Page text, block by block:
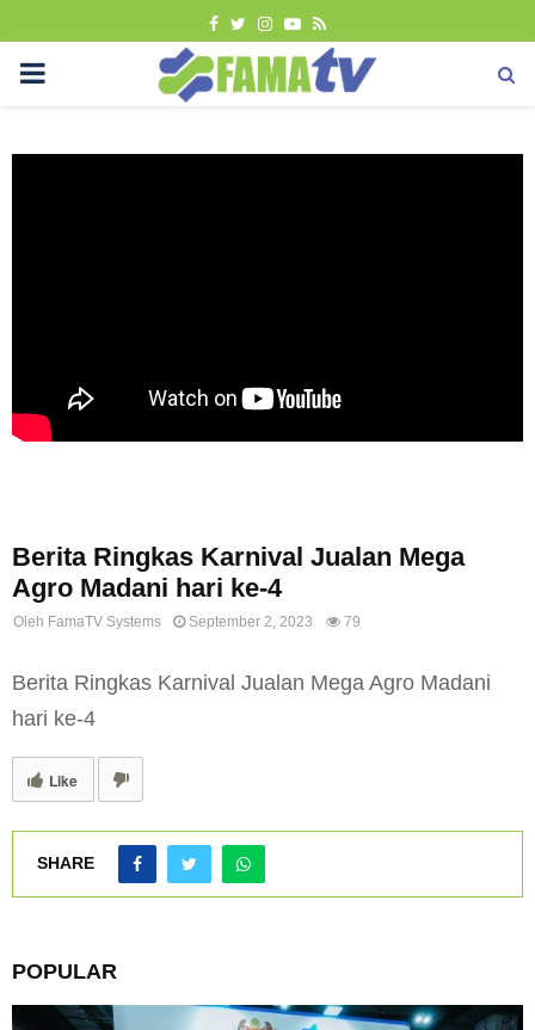
FACEBOOK
TWITTER
INSTAGRAM
YOUTUBE
RSS
PRIMARY
Berita Ringkas Karnival Jualan Mega
Agro Madani hari ke-4
Oleh FamaTV Systems September 2, 2023 79
Berita Ringkas Karnival Jualan Mega Agro Madani
hari ke-4
Like
SHARE
POPULAR